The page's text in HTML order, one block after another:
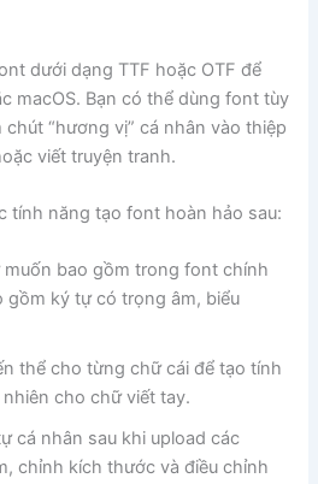
dưới dạng TTF hoặc OTF để
macOS. Bạn có thể dùng font tùy
“hương vị” cá nhân vào thiệp
viết truyện tranh.
tính năng tạo font hoàn hảo sau:
bao gồm trong font chính
gồm ký tự có trọng âm, biểu
thể cho từng chữ cái để tạo tính
cho chữ viết tay.
cá nhân sau khi upload các
chỉnh kích thước và điều chỉnh